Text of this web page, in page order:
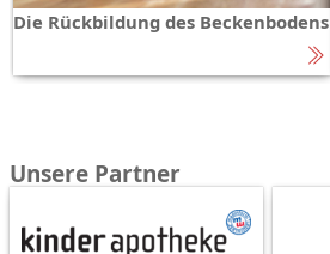
Die Rückbildung des Beckenbodens
Unsere Partner